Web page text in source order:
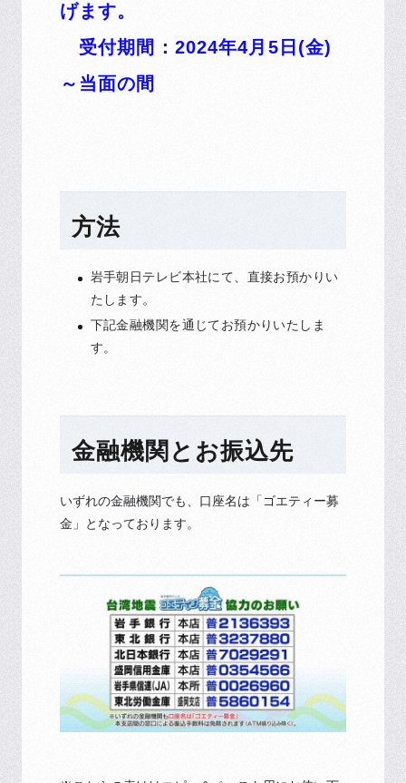
げます。
受付期間：2024年4月5日(金)
～当面の間
方法
岩手朝日テレビ本社にて、直接お預かりい
たします。
下記金融機関を通じてお預かりいたしま
す。
金融機関とお振込先
いずれの金融機関でも、口座名は「ゴエティー募
金」となっております。